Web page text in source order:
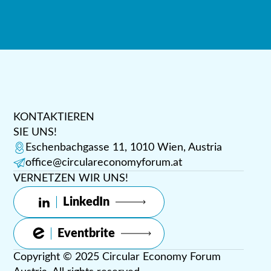
KONTAKTIEREN
SIE UNS!
Eschenbachgasse 11, 1010 Wien, Austria
office@circulareconomyforum.at
VERNETZEN WIR UNS!
LinkedIn
Eventbrite
Copyright © 2025 Circular Economy Forum